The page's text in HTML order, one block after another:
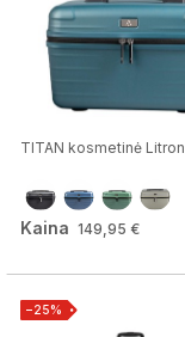
TITAN kosmetinė
Kaina 149,95 €
−25%